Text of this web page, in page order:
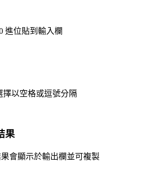
進位貼到輸入欄
以空格或逗號分隔
果
會顯示於輸出欄並可複製